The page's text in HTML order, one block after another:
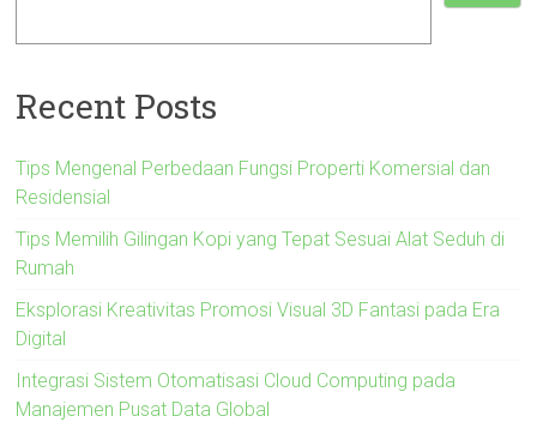
Recent Posts
Tips Mengenal Perbedaan Fungsi Properti Komersial dan
Residensial
Tips Memilih Gilingan Kopi yang Tepat Sesuai Alat Seduh di
Rumah
Eksplorasi Kreativitas Promosi Visual 3D Fantasi pada Era
Digital
Integrasi Sistem Otomatisasi Cloud Computing pada
Manajemen Pusat Data Global